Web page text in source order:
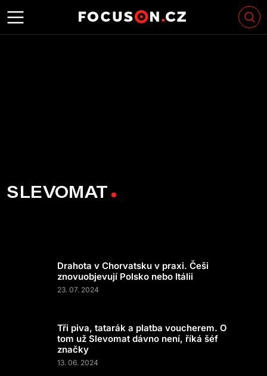
SLEVOMAT
Drahota v Chorvatsku v praxi. Češi
znovuobjevují Polsko nebo Itálii
23. 07. 2024
Tři piva, tatarák a platba voucherem. O
tom už Slevomat dávno není, říká šéf
značky
13. 06. 2024